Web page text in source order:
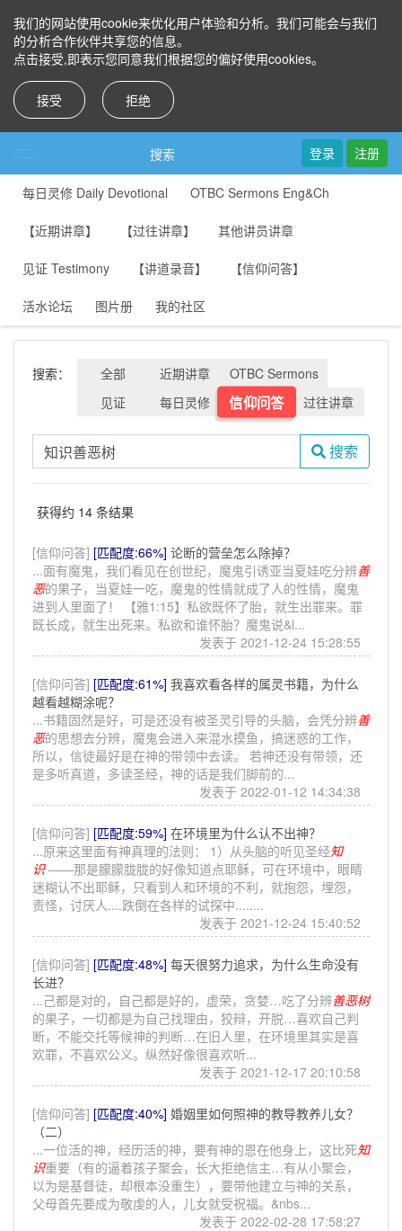
我们的网站使用cookie来优化用户体验和分析。我们可能会与我们
的分析合作伙伴共享您的信息。
点击接受,即表示您同意我们根据您的偏好使用cookies。
接受 拒绝
搜索 登录 注册
每日灵修 Daily Devotional OTBC Sermons Eng&Ch
【近期讲章】 【过往讲章】 其他讲员讲章
见证 Testimony 【讲道录音】 【信仰问答】
活水论坛 图片册 我的社区
搜索： 全部 近期讲章
OTBC Sermons
见证
每日灵修 信仰问答 过往讲章
搜索
获得约 14 条结果
[信仰问答] [匹配度:66%] 论断的营垒怎么除掉？
...面有魔鬼，我们看见在创世纪，魔鬼引诱亚当夏娃吃分辨善
恶的果子，当夏娃一吃，魔鬼的性情就成了人的性情，魔鬼
进到人里面了！ 【雅1:15】私欲既怀了胎，就生出罪来。罪
既长成，就生出死来。私欲和谁怀胎？魔鬼说&l...
发表于 2021-12-24 15:28:55
[信仰问答] [匹配度:61%] 我喜欢看各样的属灵书籍，为什么
越看越糊涂呢？
...书籍固然是好，可是还没有被圣灵引导的头脑，会凭分辨善
恶的思想去分辨，魔鬼会进入来混水摸鱼，搞迷惑的工作，
所以，信徒最好是在神的带领中去读。 若神还没有带领，还
是多听真道，多读圣经，神的话是我们脚前的...
发表于 2022-01-12 14:34:38
[信仰问答] [匹配度:59%] 在环境里为什么认不出神？
...原来这里面有神真理的法则： 1）从头脑的听见圣经知
识——那是朦朦胧胧的好像知道点耶稣，可在环境中，眼睛
迷糊认不出耶稣，只看到人和环境的不利，就抱怨，埋怨，
责怪，讨厌人....跌倒在各样的试探中........
发表于 2021-12-24 15:40:52
[信仰问答] [匹配度:48%] 每天很努力追求，为什么生命没有
长进？
...己都是对的，自己都是好的，虚荣，贪婪…吃了分辨善恶树
的果子，一切都是为自己找理由，狡辩，开脱…喜欢自己判
断，不能交托等候神的判断…在旧人里，在环境里其实是喜
欢罪，不喜欢公义。纵然好像很喜欢听...
发表于 2021-12-17 20:10:58
[信仰问答] [匹配度:40%] 婚姻里如何照神的教导教养儿女？
（二）
...一位活的神，经历活的神，要有神的恩在他身上，这比死知
识重要（有的逼着孩子聚会，长大拒绝信主…有从小聚会，
以为是基督徒，却根本没重生），要带他建立与神的关系，
父母首先要成为敬虔的人，儿女就受祝福。&nbs...
发表于 2022-02-28 17:58:27